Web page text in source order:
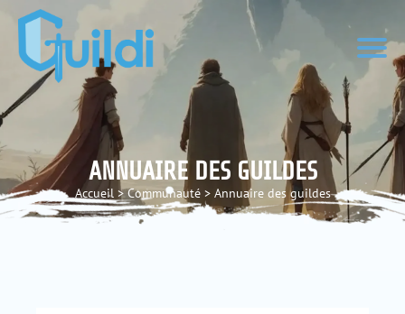
ANNUAIRE DES GUILDES
Accueil > Communauté > Annuaire des guildes